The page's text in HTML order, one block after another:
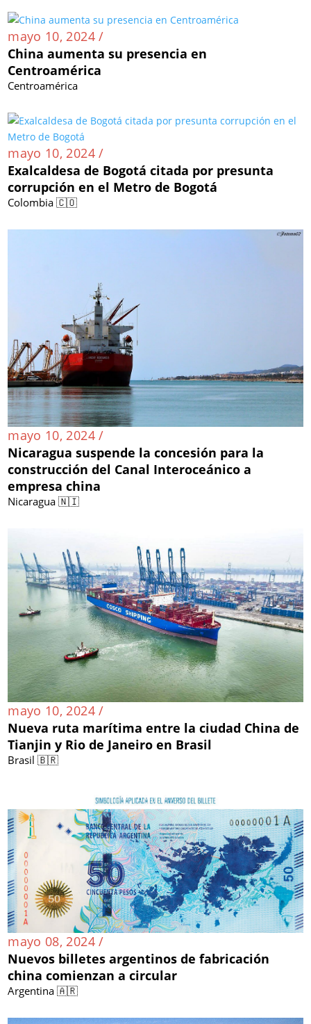
mayo 10, 2024 /
China aumenta su presencia en
Centroamérica
Centroamérica
mayo 10, 2024 /
Exalcaldesa de Bogotá citada por presunta
corrupción en el Metro de Bogotá
Colombia 🇨🇴
mayo 10, 2024 /
Nicaragua suspende la concesión para la
construcción del Canal Interoceánico a
empresa china
Nicaragua 🇳🇮
mayo 10, 2024 /
Nueva ruta marítima entre la ciudad China de
Tianjin y Rio de Janeiro en Brasil
Brasil 🇧🇷
mayo 08, 2024 /
Nuevos billetes argentinos de fabricación
china comienzan a circular
Argentina 🇦🇷